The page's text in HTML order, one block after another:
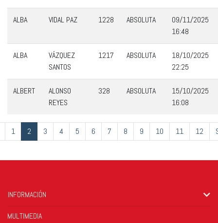
ALBA VIDAL PAZ 1228 ABSOLUTA
09/11/2025
16:48
ALBA
VÁZQUEZ
SANTOS
1217 ABSOLUTA
18/10/2025
22:25
ALBERT
ALONSO
REYES
328 ABSOLUTA
15/10/2025
16:08
1 2 3 4 5 6 7 8 9 10 11 12
INFORMACIÓN
MULTIMEDIA